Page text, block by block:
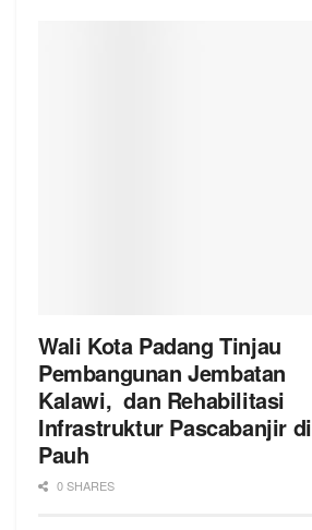
Wali Kota Padang Tinjau
Pembangunan Jembatan
Kalawi, dan Rehabilitasi
Infrastruktur Pascabanjir di
Pauh
0 SHARES